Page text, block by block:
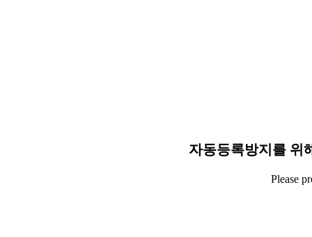
자동등록방지를 위
Please